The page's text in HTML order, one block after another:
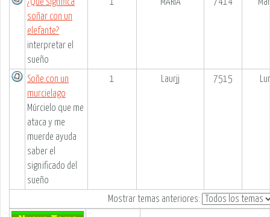
soñar con un
elefante?
interpretar el
sueño
Soñe con un
murcielago
Múrcielo que me
ataca y me
muerde ayuda
saber el
significado del
sueño
1 Laurjj 7515
Mostrar temas anteriores: